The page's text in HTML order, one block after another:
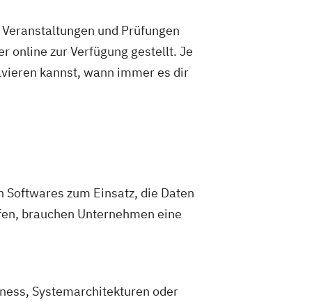
und Prüfungen
online zur Verfügung gestellt. Je
kannst, wann immer es dir
zum Einsatz, die Daten
brauchen Unternehmen eine
Systemarchitekturen oder